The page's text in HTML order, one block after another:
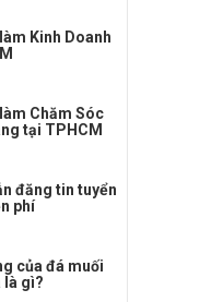
Kinh Doanh
Chăm Sóc
tại TPHCM
đăng tin tuyển
phí
của đá muối
là gì?